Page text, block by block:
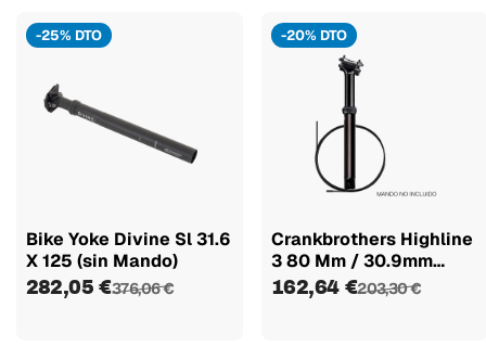
-25% DTO
Bike Yoke Divine Sl 31.6
X 125 (sin Mando)
282,05 €376,06 €
-20% DTO
Crankbrothers Highline
3 80 Mm / 30.9mm
Canote...
162,64 €203,30 €